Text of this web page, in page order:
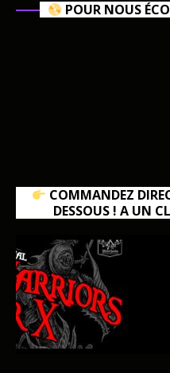
POUR NOUS
COMMANDEZ
DESSOUS ! A UN